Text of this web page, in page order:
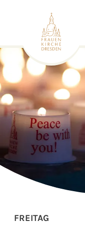
FREITAG